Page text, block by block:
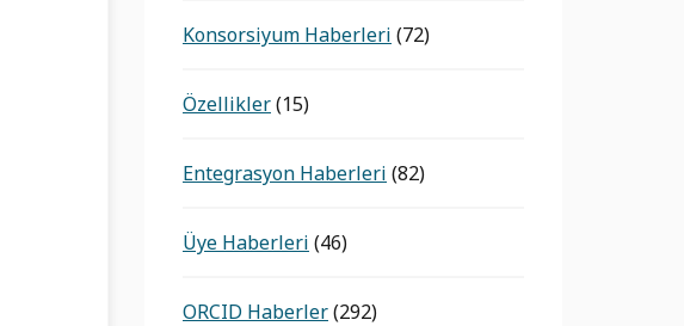
Konsorsiyum Haberleri (72)
Özellikler(15)
Entegrasyon Haberleri (82)
Üye Haberleri (46)
ORCID Haberler(292)